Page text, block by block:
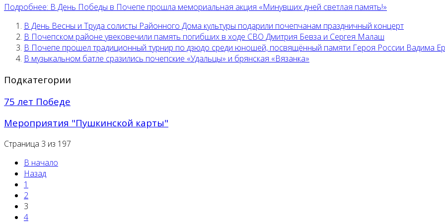
Подробнее: В День Победы в Почепе прошла мемориальная акция «Минувших дней светлая память!»
В День Весны и Труда солисты Районного Дома культуры подарили почепчанам праздничный концерт
В Почепском районе увековечили память погибших в ходе СВО Дмитрия Бевза и Сергея Малаш
В Почепе прошел традиционный турнир по дзюдо среди юношей, посвящённый памяти Героя России Вадима
В музыкальном батле сразились почепские «Удальцы» и брянская «Вязанка»
Подкатегории
75 лет Победе
Мероприятия "Пушкинской карты"
Страница 3 из 197
В начало
Назад
1
2
3
4